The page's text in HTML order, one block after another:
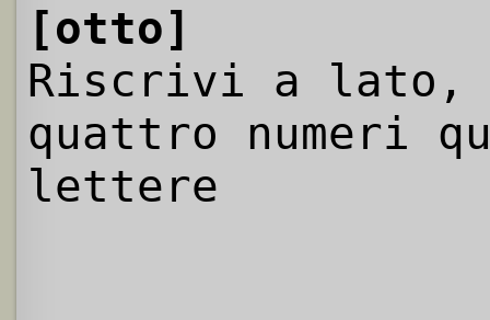
[otto]
Riscrivi a
quattro numeri
lettere